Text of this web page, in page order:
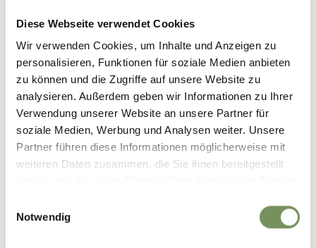
Diese Webseite verwendet Cookies
Wir verwenden Cookies, um Inhalte und Anzeigen zu
personalisieren, Funktionen für soziale Medien anbieten
zu können und die Zugriffe auf unsere Website zu
analysieren. Außerdem geben wir Informationen zu Ihrer
Verwendung unserer Website an unsere Partner für
soziale Medien, Werbung und Analysen weiter. Unsere
Partner führen diese Informationen möglicherweise mit
weiteren Daten zusammen, die Sie ihnen bereitgestellt
Notwendig
Tourismusverein Lana und
Umgebung
Andreas Hofer Str. 9/1
39011 Lana
info@lanaregion.it